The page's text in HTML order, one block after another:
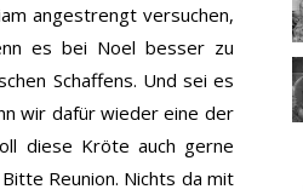
angestrengt versuchen,
es bei Noel besser zu
Schaffens. Und sei es
wir dafür wieder eine der
diese Kröte auch gerne
Reunion. Nichts da mit